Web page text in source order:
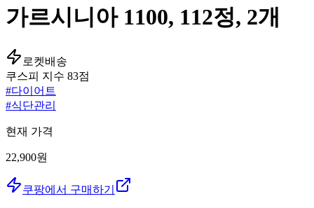
가르시니아 1100, 112정, 2개
로켓배송
쿠스피 지수 83점
#다이어트
#식단관리
현재 가격
22,900원
쿠팡에서 구매하기